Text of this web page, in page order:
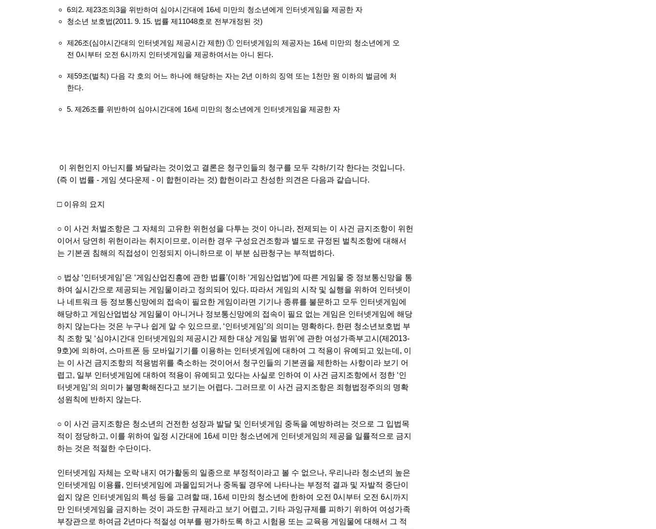
6의2. 제23조의3을 위반하여 심야시간대에 16세 미만의 청소년에게 인터넷게임을 제공한 자
청소년 보호법(2011. 9. 15. 법률 제11048호로 전부개정된 것)
제26조(심야시간대의 인터넷게임 제공시간 제한) ① 인터넷게임의 제공자는 16세 미만의 청소년에게 오
전 0시부터 오전 6시까지 인터넷게임을 제공하여서는 아니 된다.
제59조(벌칙) 다음 각 호의 어느 하나에 해당하는 자는 2년 이하의 징역 또는 1천만 원 이하의 벌금에 처
한다.
5. 제26조를 위반하여 심야시간대에 16세 미만의 청소년에게 인터넷게임을 제공한 자
이 위헌인지 아닌지를 봐달라는 것이었고 결론은 청구인들의 청구를 모두 각하/기각 한다는 것입니다.
(즉 이 법률 - 게임 셧다운제 - 이 합헌이라는 것) 합헌이라고 찬성한 의견은 다음과 같습니다.
□ 이유의 요지
○ 이 사건 처벌조항은 그 자체의 고유한 위헌성을 다투는 것이 아니라, 전제되는 이 사건 금지조항이 위헌
이어서 당연히 위헌이라는 취지이므로, 이러한 경우 구성요건조항과 별도로 규정된 벌칙조항에 대해서
는 기본권 침해의 직접성이 인정되지 아니하므로 이 부분 심판청구는 부적법하다.
○ 법상 ‘인터넷게임’은 ‘게임산업진흥에 관한 법률’(이하 ‘게임산업법’)에 따른 게임물 중 정보통신망을 통
하여 실시간으로 제공되는 게임물이라고 정의되어 있다. 따라서 게임의 시작 및 실행을 위하여 인터넷이
나 네트워크 등 정보통신망에의 접속이 필요한 게임이라면 기기나 종류를 불문하고 모두 인터넷게임에
해당하고 게임산업법상 게임물이 아니거나 정보통신망에의 접속이 필요 없는 게임은 인터넷게임에 해당
하지 않는다는 것은 누구나 쉽게 알 수 있으므로, ‘인터넷게임’의 의미는 명확하다. 한편 청소년보호법 부
칙 조항 및 ‘심야시간대 인터넷게임의 제공시간 제한 대상 게임물 범위’에 관한 여성가족부고시(제2013-
9호)에 의하여, 스마트폰 등 모바일기기를 이용하는 인터넷게임에 대하여 그 적용이 유예되고 있는데, 이
는 이 사건 금지조항의 적용범위를 축소하는 것이어서 청구인들의 기본권을 제한하는 사항이라 보기 어
렵고, 일부 인터넷게임에 대하여 적용이 유예되고 있다는 사실로 인하여 이 사건 금지조항에서 정한 ‘인
터넷게임’의 의미가 불명확해진다고 보기는 어렵다. 그러므로 이 사건 금지조항은 죄형법정주의의 명확
성원칙에 반하지 않는다.
○ 이 사건 금지조항은 청소년의 건전한 성장과 발달 및 인터넷게임 중독을 예방하려는 것으로 그 입법목
적이 정당하고, 이를 위하여 일정 시간대에 16세 미만 청소년에게 인터넷게임의 제공을 일률적으로 금지
하는 것은 적절한 수단이다.
인터넷게임 자체는 오락 내지 여가활동의 일종으로 부정적이라고 볼 수 없으나, 우리나라 청소년의 높은
인터넷게임 이용률, 인터넷게임에 과몰입되거나 중독될 경우에 나타나는 부정적 결과 및 자발적 중단이
쉽지 않은 인터넷게임의 특성 등을 고려할 때, 16세 미만의 청소년에 한하여 오전 0시부터 오전 6시까지
만 인터넷게임을 금지하는 것이 과도한 규제라고 보기 어렵고, 기타 과잉규제를 피하기 위하여 여성가족
부장관으로 하여금 2년마다 적절성 여부를 평가하도록 하고 시험용 또는 교육용 게임물에 대해서 그 적